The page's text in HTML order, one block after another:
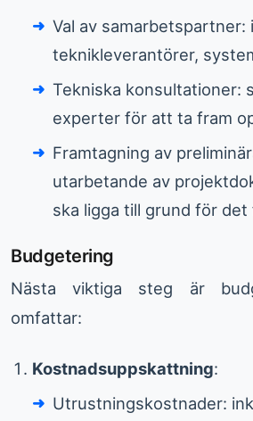
Val av
teknikleverantörer,
Tekniska konsultationer:
experter för att ta fram
Framtagning av
utarbetande av
ska ligga till grund för
Budgetering
Nästa viktiga steg är
omfattar:
Kostnadsuppskattning:
Utrustningskostnader: